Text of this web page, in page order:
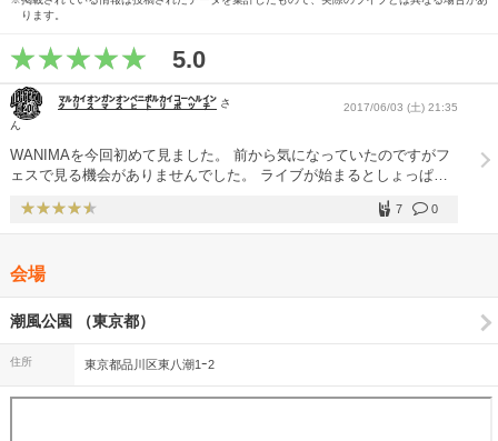
ります。
5.0
㍆㌋㌉㌏㌉㌸㌾㌋㌞㌹㌅ さ
ん
2017/06/03 (土) 21:35
WANIMAを今回初めて見ました。 前から気になっていたのですがフ
ェスで見る機会がありませんでした。 ライブが始まるとしょっぱな
よりもかっこよくて楽しくて本当に最高でした！！ ワンマンライブ
行ける機会があれば行ってみたいと思います。 やってみよう！！！
0
7
会場
潮風公園 （東京都）
住所 東京都品川区東八潮1ｰ2